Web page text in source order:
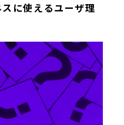
に使えるユーザ理